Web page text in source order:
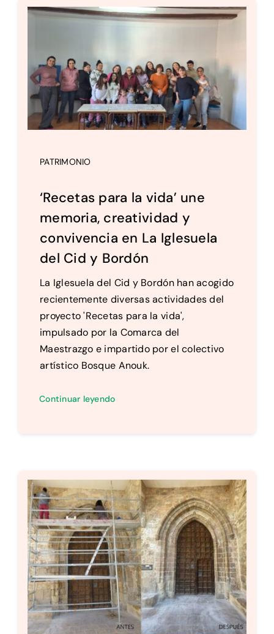
PATRIMONIO
‘Recetas para la vida’ une
memoria, creatividad y
convivencia en La Iglesuela
del Cid y Bordón
La Iglesuela del Cid y Bordón han acogido
recientemente diversas actividades del
proyecto 'Recetas para la vida',
impulsado por la Comarca del
Maestrazgo e impartido por el colectivo
artístico Bosque Anouk.
Continuar leyendo